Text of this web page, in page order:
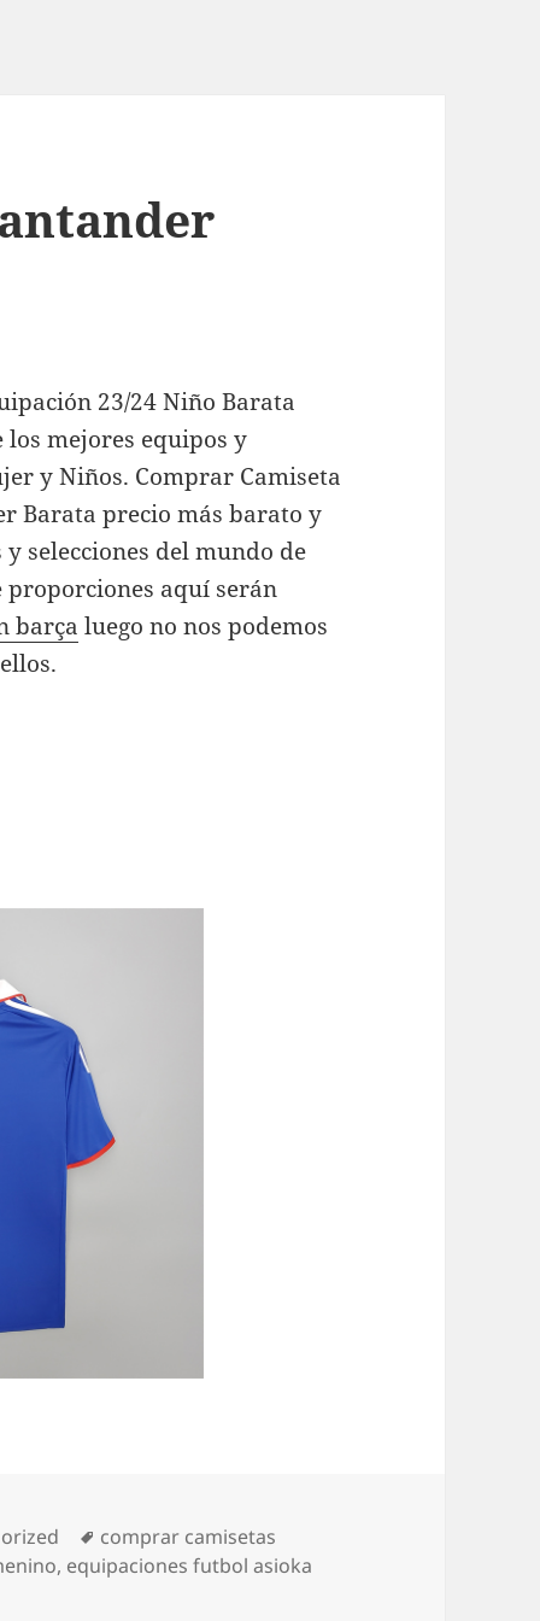
23/24 Niño Barata
mejores equipos y
y Niños. Comprar Camiseta
Barata precio más barato y
selecciones del mundo de
aquí serán
barça luego no nos podemos
Etiquetas
comprar camisetas
, equipaciones futbol asioka